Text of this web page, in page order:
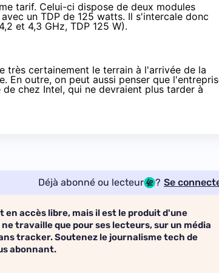
tarif. Celui-ci dispose de deux modules
un TDP de 125 watts. Il s'intercale donc
et 4,3 GHz, TDP 125 W).
très certainement le terrain à l'arrivée de la
. En outre, on peut aussi penser que
chez Intel, qui ne devraient plus tarder à
Déjà abonné ou lecteur ? Se
en accès libre, mais il est le produit d'une
travaille que pour ses lecteurs, sur un média
tracker. Soutenez le journalisme tech de
abonnant.